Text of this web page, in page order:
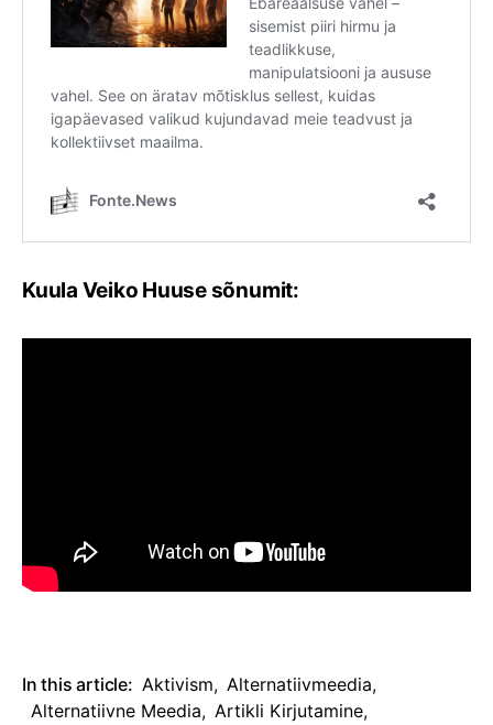
Kuula Veiko Huuse sõnumit:
In this article: Aktivism, Alternatiivmeedia,
Alternatiivne Meedia, Artikli Kirjutamine,